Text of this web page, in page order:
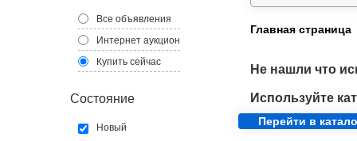
Все объявления
Интернет аукцион
Купить сейчас
Состояние
Новый
Главная страница
Не нашли что
Используйте
Перейти в